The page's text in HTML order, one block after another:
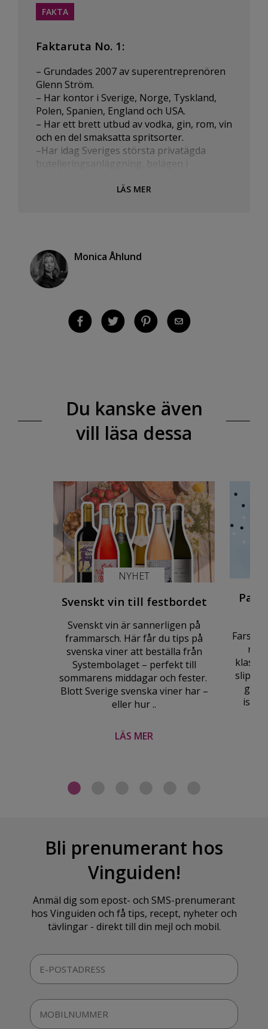
FAKTA
Faktaruta No. 1:
– Grundades 2007 av superentreprenören
Glenn Ström.
– Har kontor i Sverige, Norge, Tyskland,
Polen, Spanien, England och USA.
– Har ett brett utbud av vodka, gin, rom, vin
och en del smaksatta spritsorter.
–Har idag Sveriges största privatägda
buteljeringsanläggning, belägen i
LÄS MER
Monica Åhlund
Du kanske även
vill läsa dessa
NYHET
Svenskt vin till festbordet
Svenskt vin är sannerligen på
frammarsch. Här får du tips på
svenska viner att beställa från
Systembolaget – perfekt till
sommarens middagar och fester.
Blott Sverige svenska viner har –
eller hur ..
LÄS MER
Fars
slips
ge
Bli prenumerant hos
Vinguiden!
Anmäl dig som epost- och SMS-prenumerant
hos Vinguiden och få tips, recept, nyheter och
tävlingar - direkt till din mejl och mobil.